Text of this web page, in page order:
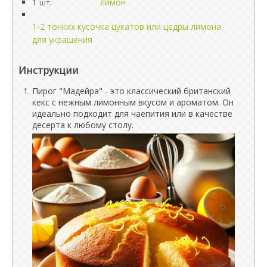
шт.
1-2 тонких кусочка цукатов или цедры лимона
для украшения
Инструкции
Пирог "Мадейра" - это классический британский
кекс с нежным лимонным вкусом и ароматом. Он
идеально подходит для чаепития или в качестве
десерта к любому столу.